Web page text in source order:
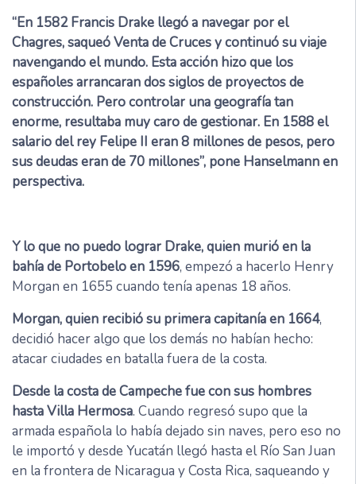
“En 1582 Francis Drake llegó a navegar por el
Chagres, saqueó Venta de Cruces y continuó su viaje
navengando el mundo. Esta acción hizo que los
españoles arrancaran dos siglos de proyectos de
construcción. Pero controlar una geografía tan
enorme, resultaba muy caro de gestionar. En 1588 el
salario del rey Felipe II eran 8 millones de pesos, pero
sus deudas eran de 70 millones”, pone Hanselmann en
perspectiva.
Y lo que no puedo lograr Drake, quien murió en la
bahía de Portobelo en 1596, empezó a hacerlo Henry
Morgan en 1655 cuando tenía apenas 18 años.
Morgan, quien recibió su primera capitanía en 1664,
decidió hacer algo que los demás no habían hecho:
atacar ciudades en batalla fuera de la costa.
Desde la costa de Campeche fue con sus hombres
hasta Villa Hermosa. Cuando regresó supo que la
armada española lo había dejado sin naves, pero eso no
le importó y desde Yucatán llegó hasta el Río San Juan
en la frontera de Nicaragua y Costa Rica, saqueando y